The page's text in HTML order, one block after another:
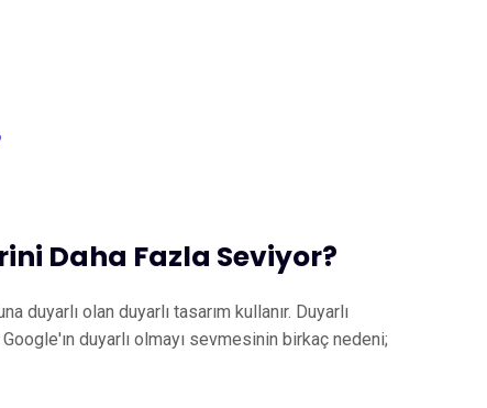
Daha Fazla Seviyor?
duyarlı olan duyarlı tasarım kullanır. Duyarlı
duyarlı olmayı sevmesinin birkaç nedeni;